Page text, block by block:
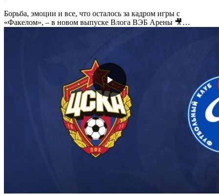
Борьба, эмоции и все, что осталось за кадром игры с
«Факелом», – в новом выпуске Влога ВЭБ Арены 🎥…